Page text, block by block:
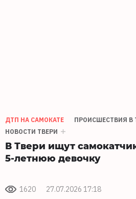
ДТП НА САМОКАТЕ
ПРОИСШЕСТВИЯ В
НОВОСТИ ТВЕРИ
В Твери ищут
5-летнюю девочку
1620 27.07.2026 17:18